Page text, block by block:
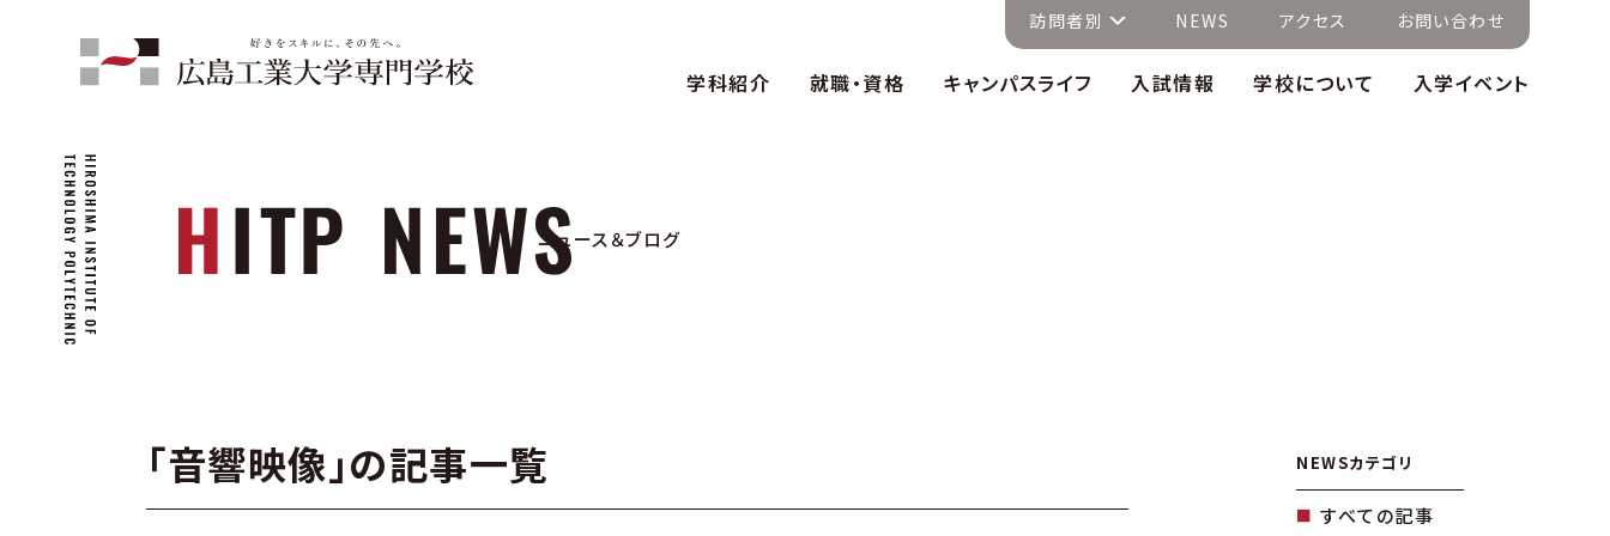
訪問者別 NEWS アクセス お問い合わせ
学科紹介 就職・資格 キャンパスライフ 入試情報 学校について 入学イベント
ニュース＆ブログ
「音響映像」の記事一覧 NEWSカテゴリ
すべての記事